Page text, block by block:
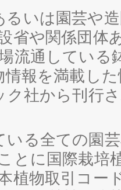
るいは園芸や
省や関係団体
流通している
情報を満載し
ク社から刊行
いる全ての園
とに国際栽培
植物取引コー